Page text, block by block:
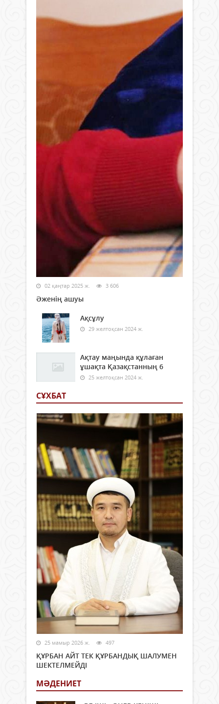
02 қаңтар 2025 ж. 3 606
Әженің ашуы
Ақсұлу
29 желтоқсан 2024 ж.
Ақтау маңында құлаған
ұшақта Қазақстанның 6
25 желтоқсан 2024 ж.
СҰХБАТ
25 мамыр 2026 ж. 497
ҚҰРБАН АЙТ ТЕК ҚҰРБАНДЫҚ ШАЛУМЕН
ШЕКТЕЛМЕЙДІ
МӘДЕНИЕТ